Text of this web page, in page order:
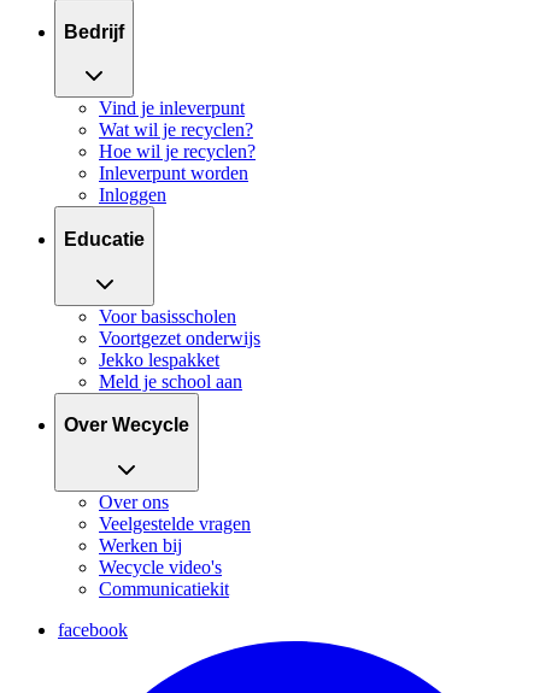
Bedrijf
Vind je inleverpunt
Wat wil je recyclen?
Hoe wil je recyclen?
Inleverpunt worden
Inloggen
Educatie
Voor basisscholen
Voortgezet onderwijs
Jekko lespakket
Meld je school aan
Over Wecycle
Over ons
Veelgestelde vragen
Werken bij
Wecycle video's
Communicatiekit
facebook